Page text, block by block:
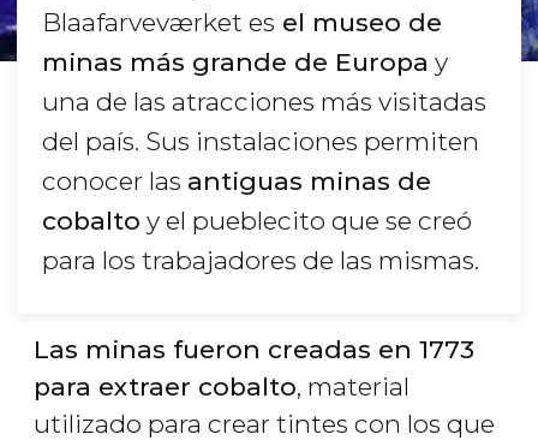
Blaafarveværket es el museo de
minas más grande de Europa y
una de las atracciones más visitadas
del país. Sus instalaciones permiten
conocer las antiguas minas de
cobalto y el pueblecito que se creó
para los trabajadores de las mismas.
Las minas fueron creadas en 1773
para extraer cobalto, material
utilizado para crear tintes con los que